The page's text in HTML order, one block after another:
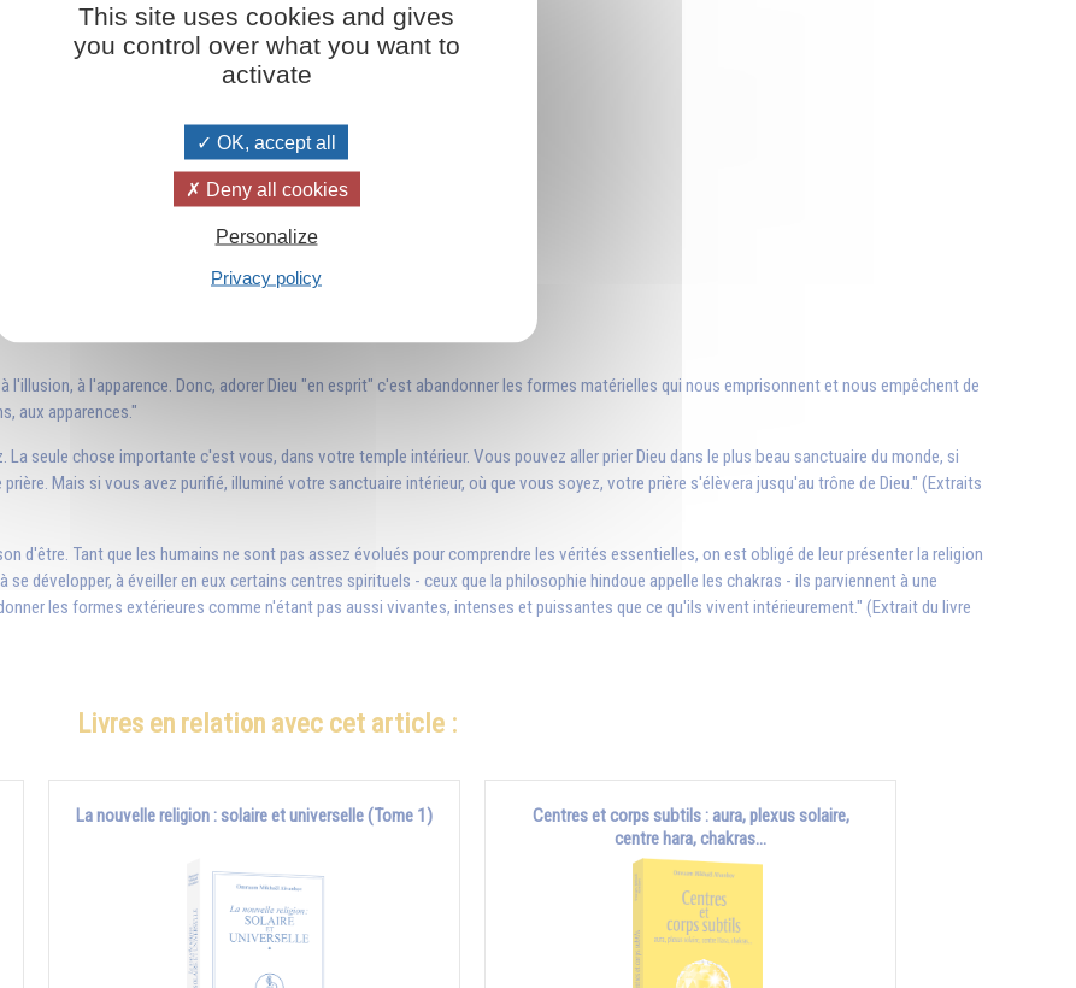
En esprit et en vérité
Par-delà toutes formes
important pour l'être
humain est
l’élargissement de la
conscience.
11,50€
l'illusion, à l'apparence. Donc, adorer Dieu "en esprit" c'est abandonner les formes matérielles qui nous emprisonnent et nous empêchent de
aux apparences."
seule chose importante c'est vous, dans votre temple intérieur. Vous pouvez aller prier Dieu dans le plus beau sanctuaire du monde, si
Mais si vous avez purifié, illuminé votre sanctuaire intérieur, où que vous soyez, votre prière s'élèvera jusqu'au trône de Dieu." (Extraits
d'être. Tant que les humains ne sont pas assez évolués pour comprendre les vérités essentielles, on est obligé de leur présenter la religion
développer, à éveiller en eux certains centres spirituels - ceux que la philosophie hindoue appelle les chakras - ils parviennent à une
les formes extérieures comme n'étant pas aussi vivantes, intenses et puissantes que ce qu'ils vivent intérieurement." (Extrait du livre
Livres en relation avec cet article :
La nouvelle religion : solaire et universelle (Tome 1)
Centres et corps subtils : aura, plexus solaire,
centre hara, chakras...
This site uses cookies and gives
you control over what you want to
activate
OK, accept all
Deny all cookies
Personalize
Privacy policy